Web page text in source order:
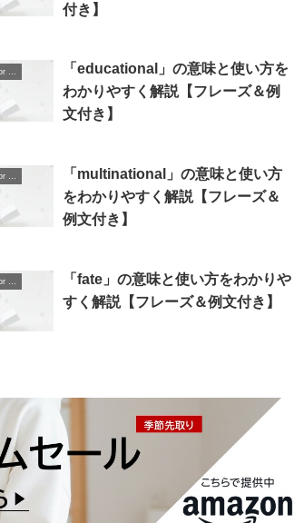
付き】
「educational」の意味と使い方を
わかりやすく解説【フレーズ＆例
文付き】
英単語辞典 for Beginners
「multinational」の意味と使い方
をわかりやすく解説【フレーズ＆
例文付き】
英単語辞典 for Beginners
「fate」の意味と使い方をわかりや
すく解説【フレーズ＆例文付き】